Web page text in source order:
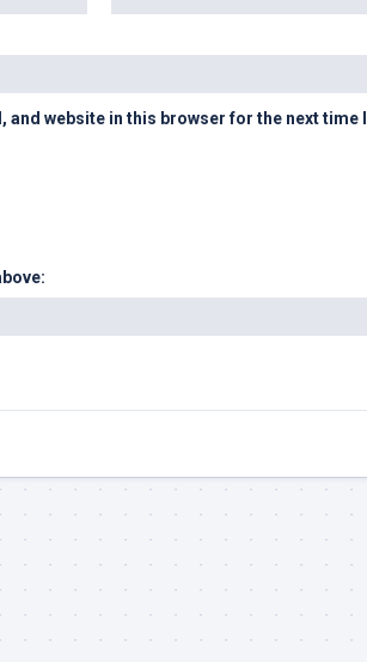
and website in this browser for the next time I